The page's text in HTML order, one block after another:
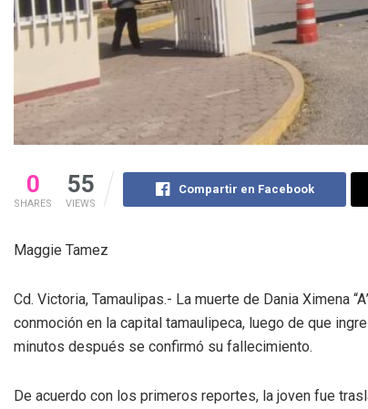
0
SHARES
55
VIEWS
Compartir en Facebook
Maggie Tamez
Cd. Victoria, Tamaulipas.- La muerte de Dania Ximena
conmoción en la capital tamaulipeca, luego de que
minutos después se confirmó su fallecimiento.
De acuerdo con los primeros reportes, la joven fue